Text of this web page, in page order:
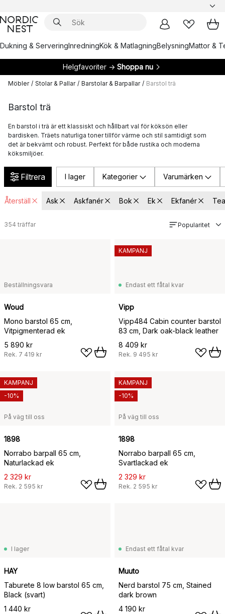
Dukning & ServeringInredningKök & MatlagningBelysningMattor &
Helgfavoriter → Shoppa nu
Möbler / Stolar & Pallar / Barstolar & Barpallar / Barstol trä
Barstol trä
En barstol i trä är ett klassiskt och hållbart val för köksön eller
bardisken. Träets naturliga toner tillför värme och stil samtidigt som
det är bekvämt och robust. Perfekt för både rustika och moderna
köksmiljöer.
Filtrera I lager Kategorier Varumärken
Återställ Ask Askfanér Bok Ek Ekfanér
354 träffar Popularitet
Beställningsvara
Woud
Mono barstol 65 cm,
Vitpigmenterad ek
5 890 kr
Rek. 7 419 kr
Endast ett fåtal kvar
Vipp
Vipp484 Cabin counter barstol
83 cm, Dark oak-black leather
8 409 kr
Rek. 9 495 kr
KAMPANJ
På väg till oss
1898
Norrabo barpall 65 cm,
Naturlackad ek
2 329 kr
Rek. 2 595 kr
KAMPANJ
-10%
På väg till oss
1898
Norrabo barpall 65 cm,
Svartlackad ek
2 329 kr
Rek. 2 595 kr
KAMPANJ
-10%
I lager
HAY
Taburete 8 low barstol 65 cm,
Black (svart)
1 440 kr
Endast ett fåtal kvar
Muuto
Nerd barstol 75 cm, Stained
dark brown
4 190 kr